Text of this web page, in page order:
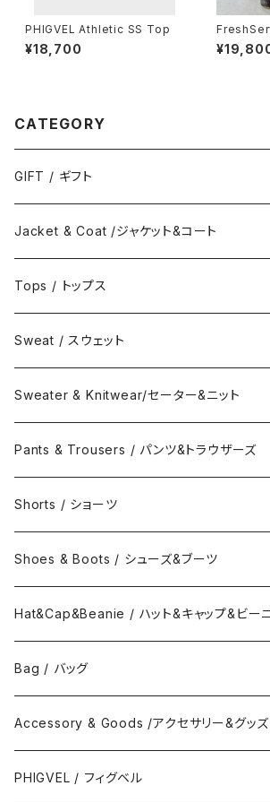
PHIGVEL Athletic SS Top
¥18,700
ER
CATEGORY
GIFT / ギフト
Jacket & Coat /ジャケット&コート
Jacket / ジャケット
Coat / コート
Tops / トップス
Shirts / シャツ
Collar Long Shirt / 襟付き長袖シャツ
Collar Short Shirt / 襟付き半袖シャツ
Polo Long Shirt / 長袖ポロシャツ
Polo Short Shirt / 半袖ポロシャツ
T-Shirts / Tシャツ
Long Sleeve Tee / 長袖Tシャツ
Short Sleeve Tee / 半袖Tシャツ
Sweat / スウェット
Crew Neck Sweat /クルーネックスウェット
Turtle Neck Sweat/タートルネックスウェッ
Hood Sweat / フードスウェット
Sweater & Knitwear/セーター&ニット
Pants & Trousers / パンツ&トラウザーズ
Shorts / ショーツ
Shoes & Boots / シューズ&ブーツ
Hat&Cap&Beanie / ハット&キャップ&ビー
Bag / バッグ
Accessory & Goods /アクセサリー&グッズ
Wallet & Coincase
PHIGVEL / フィグベル